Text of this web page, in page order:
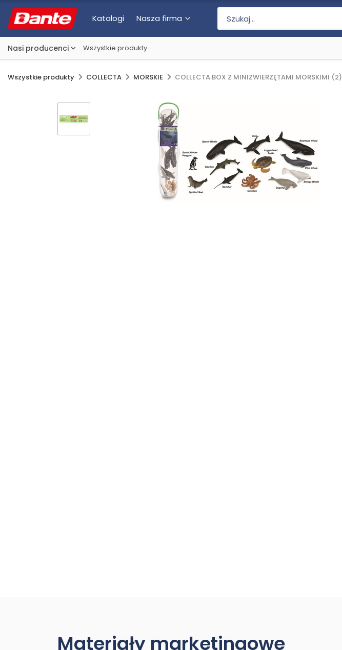
Katalogi Nasza firma
Nasi producenci Wszystkie produkty
Wszystkie produkty COLLECTA MORSKIE COLLECTA BOX Z MINIZWIERZĘTAMI MORSKIMI (2)
Materiały marketingowe